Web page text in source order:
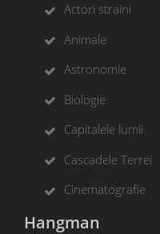
Actori straini
Animale
Astronomie
Biologie
Capitalele lumii
Cascadele Terrei
Cinematografie
Hangman